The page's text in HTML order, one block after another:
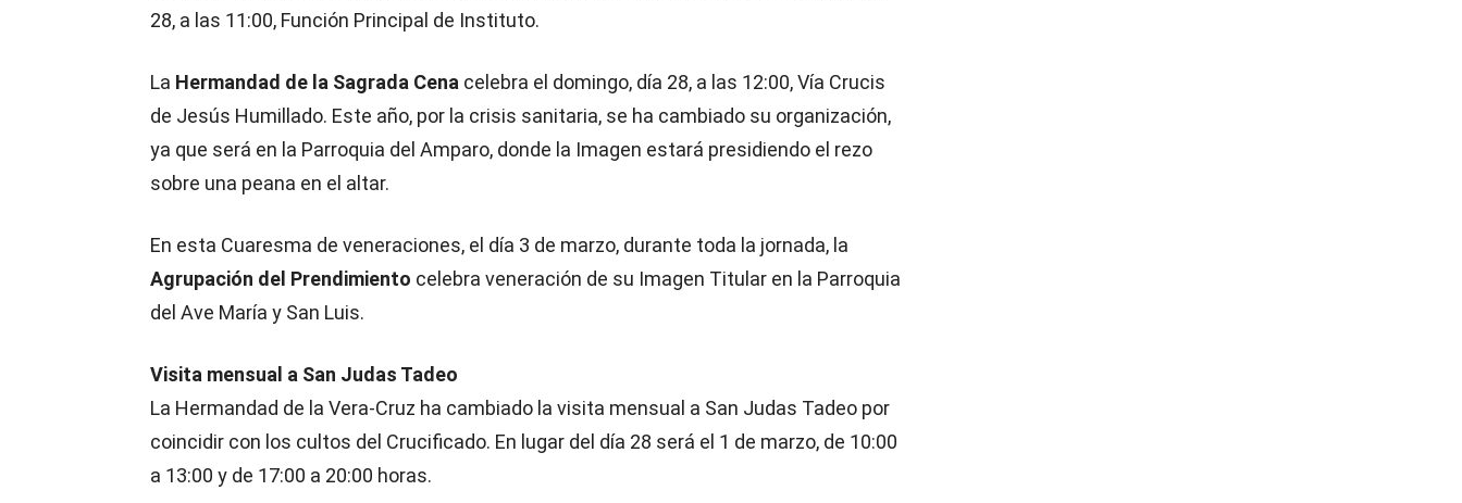
28, a las 11:00, Función Principal de Instituto.
La Hermandad de la Sagrada Cena celebra el domingo, día 28, a las 12:00, Vía Crucis
de Jesús Humillado. Este año, por la crisis sanitaria, se ha cambiado su organización,
ya que será en la Parroquia del Amparo, donde la Imagen estará presidiendo el rezo
sobre una peana en el altar.
En esta Cuaresma de veneraciones, el día 3 de marzo, durante toda la jornada, la
Agrupación del Prendimiento celebra veneración de su Imagen Titular en la Parroquia
del Ave María y San Luis.
Visita mensual a San Judas Tadeo
La Hermandad de la Vera-Cruz ha cambiado la visita mensual a San Judas Tadeo por
coincidir con los cultos del Crucificado. En lugar del día 28 será el 1 de marzo, de 10:00
a 13:00 y de 17:00 a 20:00 horas.